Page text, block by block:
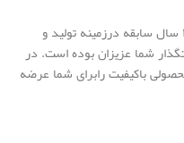
شرکت ماه پلاستیک عقیق نقش جهان با ۱۵ سال سابقه درزمینه تولید و
شما عزیزان بوده است. در
باکیفیت رابرای شما عرضه